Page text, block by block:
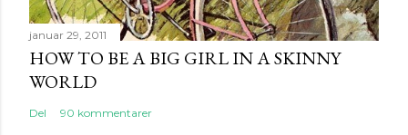
januar 29, 2011
HOW TO BE A BIG GIRL IN A SKINNY
WORLD
Del 90 kommentarer